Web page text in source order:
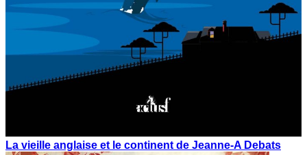
La vieille anglaise et le continent de Jeanne-A Debats